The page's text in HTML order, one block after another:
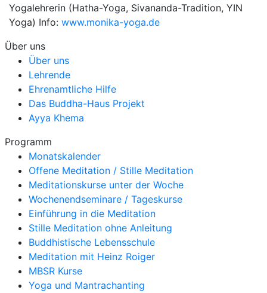
Yogalehrerin (Hatha-Yoga, Sivananda-Tradition, YIN
Yoga) Info: www.monika-yoga.de
Über uns
Über uns
Lehrende
Ehrenamtliche Hilfe
Das Buddha-Haus Projekt
Ayya Khema
Programm
Monatskalender
Offene Meditation / Stille Meditation
Meditationskurse unter der Woche
Wochenendseminare / Tageskurse
Einführung in die Meditation
Stille Meditation ohne Anleitung
Buddhistische Lebensschule
Meditation mit Heinz Roiger
MBSR Kurse
Yoga und Mantrachanting